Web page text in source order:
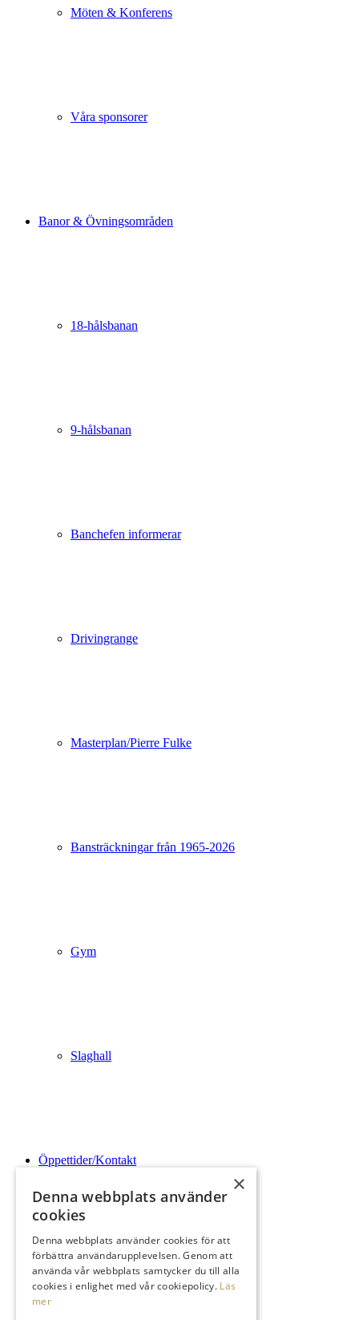
Möten & Konferens
Våra sponsorer
Banor & Övningsområden
18-hålsbanan
9-hålsbanan
Banchefen informerar
Drivingrange
Masterplan/Pierre Fulke
Bansträckningar från 1965-2026
Gym
Slaghall
Öppettider/Kontakt
Logga In
×
Denna webbplats använder
cookies
Denna webbplats använder cookies för att
förbättra användarupplevelsen. Genom att
använda vår webbplats samtycker du till alla
cookies i enlighet med vår cookiepolicy. Läs
mer